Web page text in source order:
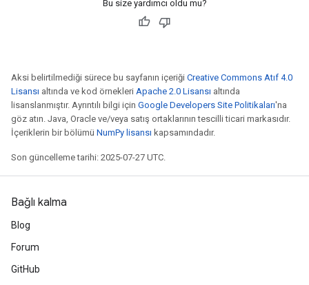
Bu size yardımcı oldu mu?
Aksi belirtilmediği sürece bu sayfanın içeriği Creative Commons Atıf 4.0
Lisansı altında ve kod örnekleri Apache 2.0 Lisansı altında
lisanslanmıştır. Ayrıntılı bilgi için Google Developers Site Politikaları'na
göz atın. Java, Oracle ve/veya satış ortaklarının tescilli ticari markasıdır.
İçeriklerin bir bölümü NumPy lisansı kapsamındadır.
Son güncelleme tarihi: 2025-07-27 UTC.
Bağlı kalma
Blog
Forum
GitHub